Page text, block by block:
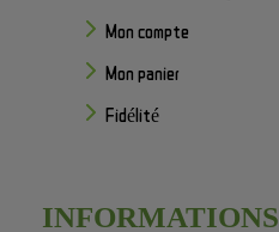
Mon compte
Mon panier
Fidélité
INFORMATIONS